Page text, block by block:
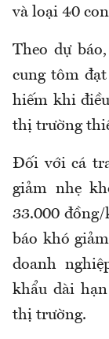
và loại 40
Theo dự
cung tôm
hiếm khi
thị trường
Đối với cá
giảm nhẹ
33.000 đồng/
báo khó
doanh
khẩu dài
thị trường.